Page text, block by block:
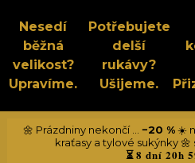
Nesedí
běžná
velikost?
Upravíme.
Potřebujete
delší
rukávy?
Ušijeme.
🌼 Prázdniny nekončí ... −20 %☀️
kraťasy a tylové sukýnky
⏳8 dní 20h